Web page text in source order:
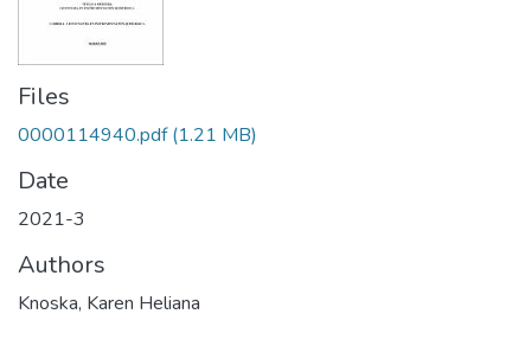
Files
0000114940.pdf (1.21 MB)
Date
2021-3
Authors
Knoska, Karen Heliana